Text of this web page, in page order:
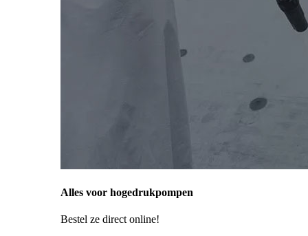
Alles voor hogedrukpompen
Bestel ze direct online!